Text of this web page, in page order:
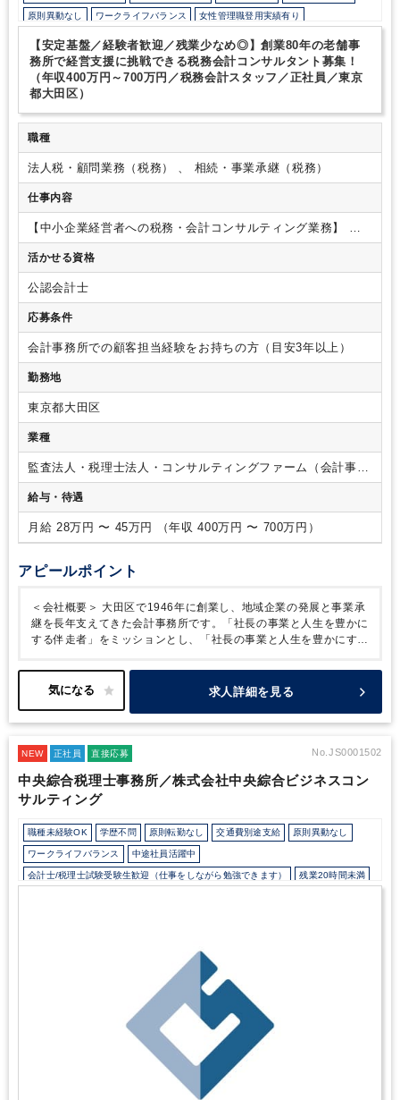
原則異動なし ワークライフバランス 女性管理職登用実績有り
中途社員活躍中 直近3年間黒字経営 直近3年間退職者なし 残業20時間未満
所定労働時間8時間未満 駅から徒歩5分以内 自動車通勤OK
研修・資格取得支援 退職金制度 土日祝休み 完全週休2日制
年間休日120日以上
ダブルライセンス(公認会計士＋税理士等）
【安定基盤／経験者歓迎／残業少なめ◎】創業80年の老舗事
務所で経営支援に挑戦できる税務会計コンサルタント募集！
（年収400万円～700万円／税務会計スタッフ／正社員／東京
都大田区）
職種
法人税・顧問業務（税務） 、 相続・事業承継（税務）
仕事内容
【中小企業経営者への税務・会計コンサルティング業務】
中
小企業の経営者に対し、税務・会計を中心としたサポートを行
っていただきます。
きる業務からお任せし、当法人での業務の流れやお客様対応に
慣れていただきます。
・試算表、決算書の作成
手続き対応・財務コンサルティング業務・相続、事業承継関
連業務 など ＜入社後の流れ＞まずは会計ソフトへの仕訳入
力など、基礎的な業務を通じて会計・税務の土台を身につけて
いただきます。
だきます。半年〜1年程度を目安に、習熟度に応じて少しずつ
担当を持っていただく予定です。
せすることはなく、段階を踏みながら着実にスキルアップ・キ
ャリアアップできる環境です。 また、将来的にはマネージャ
ーとしてチームの運営・管理などを担って頂くことも期待して
おります。
も有しており、税務会計にとどまらず、財務支援や事業承継な
ど、経営課題に踏み込んだ支援にも力を入れています。そのた
ィング業務にも携わりながら、専門性の幅を広げていただける
任せするのではなく、既存メンバーとの連携や顧客理解を深め
ながら、段階的に担当をお任せしていくため、これまでのご経
験を活かしつつ、さらに専門性を広げていただける環境です。
活かせる資格
公認会計士
応募条件
会計事務所での顧客担当経験をお持ちの方（目安3年以上）
勤務地
東京都大田区
業種
監査法人・税理士法人・コンサルティングファーム（会計事務
所）
給与・待遇
月給 28万円 〜 45万円 （年収 400万円 〜 700万円）
アピールポイント
＜会社概要＞ 大田区で1946年に創業し、地域企業の発展と事業承
継を長年支えてきた会計事務所です。「社長の事業と人生を豊かに
する伴走者」をミッションとし、「社長の事業と人生を豊かにする
設計まで寄り添った支援を行っています。長年培ってきた安定し
た顧客基盤を持ちながら、若手代表のもとDX化や業務改善も積極
＜仕事の魅力＞日々の税務処理だけではなく、財務コンサルティ
地元で長く続く企業や資産家のお客様に対し、経営課題の解決や次
ことが大きなやりがいです。 ＜会社のアピールポイント＞税務会
計にとどまらず、事業承継、財務コンサルティング、M&Aなど幅
体制のため、代表や先輩社員との距離も近く、相談しやすい風通し
の良い環境の中で、専門知識や実務経験をスピーディーに身につけ
ることができます。また、残業時間は比較的少なく、夏季休暇・
年末年始休暇もあるため、有給休暇と組み合わせて長期休暇を取得
求人詳細を見る
NEW 正社員 直接応募 No.JS0001502
中央綜合税理士事務所／株式会社中央綜合ビジネスコン
サルティング
職種未経験OK 学歴不問 原則転勤なし 交通費別途支給 原則異動なし
ワークライフバランス 中途社員活躍中
会計士/税理士試験受験生歓迎（仕事をしながら勉強できます） 残業20時間未満
ダブルライセンス(公認会計士＋税理士等）